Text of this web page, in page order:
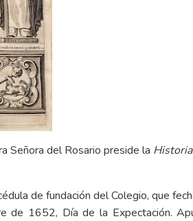
Señora del Rosario preside la Historia
de fundación del Colegio, que
de 1652, Día de la Expectación.